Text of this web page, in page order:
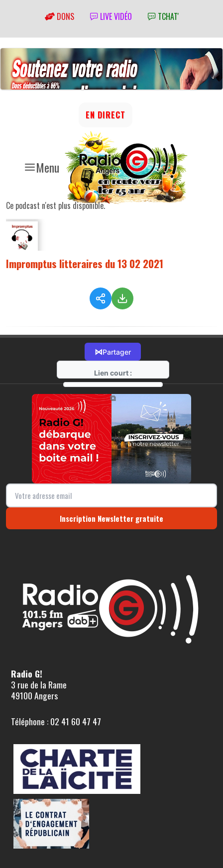
DONS LIVE VIDÉO TCHAT'
Menu
EN DIRECT
Ce podcast n'est plus disponible.
Impromptus litteraires du 13 02 2021
⋈Partager
Lien court :
https://radio-g.fr?3840
⧉
Inscription Newsletter gratuite
Radio G!
3 rue de la Rame
49100 Angers
Téléphone : 02 41 60 47 47